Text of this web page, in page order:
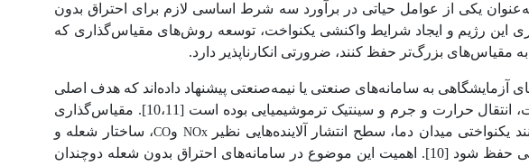
یکی از عوامل حیاتی در برآورد سه شرط اساسی لازم برای احتراق بدون
این رژیم و ایجاد شرایط واکنشی یکنواخت، توسعه روش‌های مقیاس‌گذاری که
مقیاس‌های بزرگ‌تر حفظ کنند، ضرورتی انکارناپذیر دارد.
به سامانه‌های صنعتی یا نیمه‌صنعتی پیشنهاد داده‌اند که هدف اصلی
انتقال حرارت و جرم و سینتیک ترموشیمیایی بوده است ]10،11[. مقیاس‌گذاری
میدان دما، سطح انتشار آلاینده‌هایی نظیر
NOx وCO، ساختار شعله و
حفظ شود ]
10
[. اهمیت این موضوع در سامانه‌های احتراق بدون شعله دوچندان